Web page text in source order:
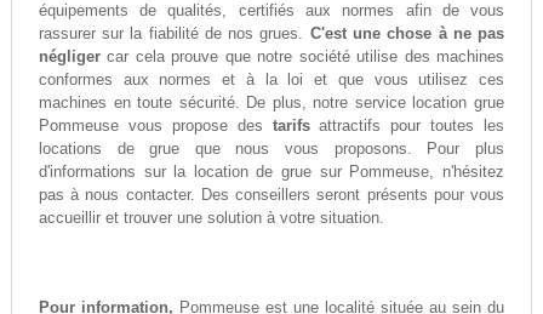
équipements de qualités, certifiés aux normes afin de vous
rassurer sur la fiabilité de nos grues. C'est une chose à ne pas
négligercar cela prouve que notre société utilise des machines
conformes aux normes et à la loi et que vous utilisez ces
machines en toute sécurité. De plus, notre service location grue
Pommeuse vous propose des tarifsattractifs pour toutes les
locations de grue que nous vous proposons. Pour plus
d'informations sur la location de grue sur Pommeuse, n'hésitez
pas à nous contacter. Des conseillers seront présents pour vous
accueillir et trouver une solution à votre situation.
Pour information, Pommeuse est une localité située au sein du